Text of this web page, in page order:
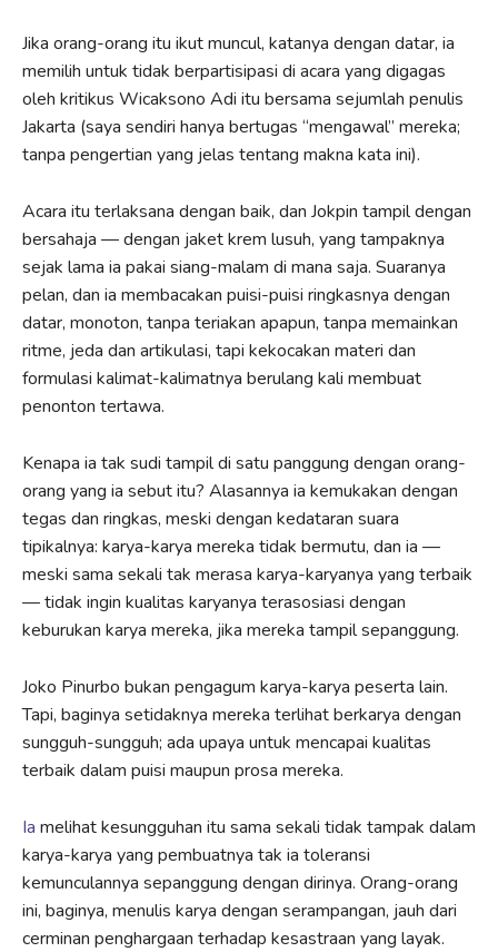
Jika orang-orang itu ikut muncul, katanya dengan datar, ia
memilih untuk tidak berpartisipasi di acara yang digagas
oleh kritikus Wicaksono Adi itu bersama sejumlah penulis
Jakarta (saya sendiri hanya bertugas “mengawal” mereka;
tanpa pengertian yang jelas tentang makna kata ini).
Acara itu terlaksana dengan baik, dan Jokpin tampil dengan
bersahaja — dengan jaket krem lusuh, yang tampaknya
sejak lama ia pakai siang-malam di mana saja. Suaranya
pelan, dan ia membacakan puisi-puisi ringkasnya dengan
datar, monoton, tanpa teriakan apapun, tanpa memainkan
ritme, jeda dan artikulasi, tapi kekocakan materi dan
formulasi kalimat-kalimatnya berulang kali membuat
penonton tertawa.
Kenapa ia tak sudi tampil di satu panggung dengan orang-
orang yang ia sebut itu? Alasannya ia kemukakan dengan
tegas dan ringkas, meski dengan kedataran suara
tipikalnya: karya-karya mereka tidak bermutu, dan ia —
meski sama sekali tak merasa karya-karyanya yang terbaik
— tidak ingin kualitas karyanya terasosiasi dengan
keburukan karya mereka, jika mereka tampil sepanggung.
Joko Pinurbo bukan pengagum karya-karya peserta lain.
Tapi, baginya setidaknya mereka terlihat berkarya dengan
sungguh-sungguh; ada upaya untuk mencapai kualitas
terbaik dalam puisi maupun prosa mereka.
Ia melihat kesungguhan itu sama sekali tidak tampak dalam
karya-karya yang pembuatnya tak ia toleransi
kemunculannya sepanggung dengan dirinya. Orang-orang
ini, baginya, menulis karya dengan serampangan, jauh dari
cerminan penghargaan terhadap kesastraan yang layak.